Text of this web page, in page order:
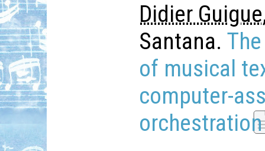
Didier Guigue
Santana.
of musical
computer-
orchestration